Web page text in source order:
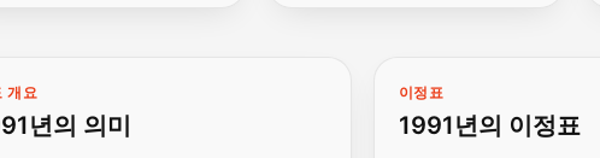
개요
년의 의미
이정표
1991년의 이정표